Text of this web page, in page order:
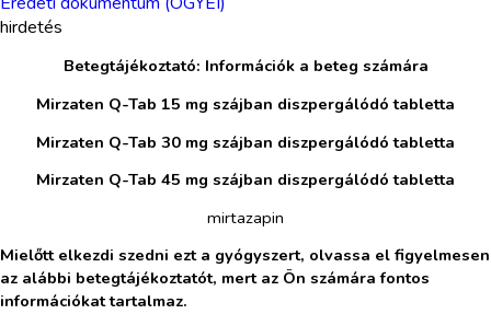
hirdetés
Betegtájékoztató: Információk a beteg számára
Mirzaten Q-Tab 15 mg szájban diszpergálódó tabletta
Mirzaten Q-Tab 30 mg szájban diszpergálódó tabletta
Mirzaten Q-Tab 45 mg szájban diszpergálódó tabletta
mirtazapin
Mielőtt elkezdi szedni ezt a gyógyszert, olvassa el figyelmesen
az alábbi betegtájékoztatót, mert az Ön számára fontos
információkat tartalmaz.